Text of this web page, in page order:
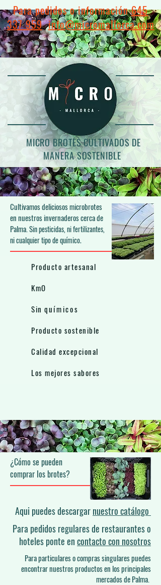
Para pedidos o información 645
337 959 info@micromallorca.com
MICRO BROTES CULTIVADOS DE
MANERA SOSTENIBLE
Cultivamos deliciosos microbrotes
en nuestros invernaderos cerca de
Palma. Sin pesticidas, ni fertilizantes,
ni cualquier tipo de químico.
Producto artesanal
KmO
Sin químicos
Producto sostenible
Calidad excepcional
Los mejores sabores
¿Cómo se pueden
comprar los brotes?​
Aqui puedes descargarnuestro catálogo
Para pedidos regulares de restaurantes o
hoteles ponte encontacto con nosotros
Para particulares o compras singulares puedes
encontrar nuestros productos en los principales
mercados de Palma.